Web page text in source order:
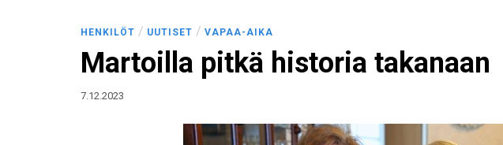
HENKILÖT / UUTISET / VAPAA-AIKA
Martoilla pitkä historia takanaan
7.12.2023